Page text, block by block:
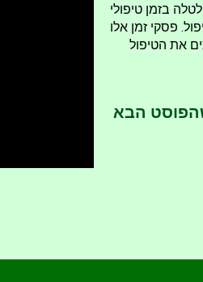
בזמן טיפולי
פסקי זמן אלו
את הטיפול
הבא